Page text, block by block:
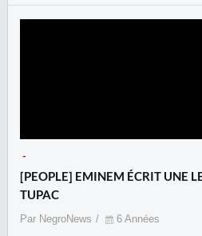
-
[PEOPLE] EMINEM ÉCRIT UNE
TUPAC
Par NegroNews 6 Années